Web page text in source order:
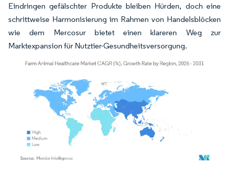
Eindringen gefälschter Produkte bleiben Hürden, doch eine
schrittweise Harmonisierung im Rahmen von Handelsblöcken
wie dem Mercosur bietet einen klareren Weg zur
Marktexpansion für Nutztier-Gesundheitsversorgung.